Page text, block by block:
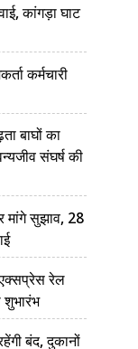
कांगड़ा घाट
कर्मचारी
बाघों का
संघर्ष की
मांगे सुझाव, 28
एक्सप्रेस रेल
बंद, दुकानों